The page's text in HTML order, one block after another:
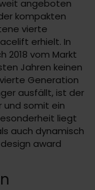
angeboten
kompakten
vierte
erhielt. In
2018 vom Markt
Jahren keinen
Generation
ausfällt, ist der
und somit ein
liegt
auch dynamisch
award